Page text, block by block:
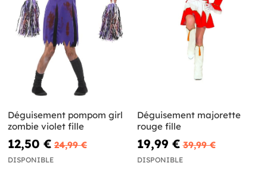
Déguisement pompom girl
zombie violet fille
12,50 € 24,99 €
DISPONIBLE
Déguisement majorette
rouge fille
19,99 € 39,99 €
DISPONIBLE